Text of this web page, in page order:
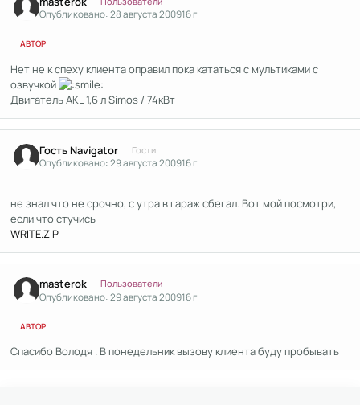
Опубликовано:28 августа 200916 г
АВТОР
Нет не к спеху клиента оправил пока кататься с мультиками с
озвучкой
Двигатель AKL 1,6 л Simos / 74кВт
Гость Navigator Гости
Опубликовано:29 августа 200916 г
не знал что не срочно, с утра в гараж сбегал. Вот мой посмотри,
если что стучись
WRITE.ZIP
masterok Пользователи
Опубликовано:29 августа 200916 г
АВТОР
Спасибо Володя . В понедельник вызову клиента буду пробывать